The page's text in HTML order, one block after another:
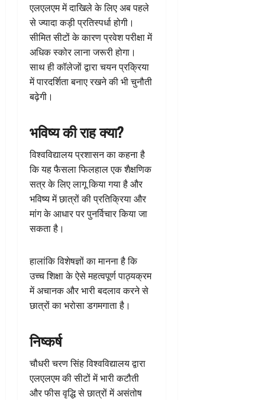
एलएलएम में दाखिले के लिए अब पहले
से ज्यादा कड़ी प्रतिस्पर्धा होगी।
सीमित सीटों के कारण प्रवेश परीक्षा में
अधिक स्कोर लाना जरूरी होगा।
साथ ही कॉलेजों द्वारा चयन प्रक्रिया
में पारदर्शिता बनाए रखने की भी चुनौती
बढ़ेगी।
भविष्य की राह क्या?
विश्वविद्यालय प्रशासन का कहना है
कि यह फैसला फिलहाल एक शैक्षणिक
सत्र के लिए लागू किया गया है और
भविष्य में छात्रों की प्रतिक्रिया और
मांग के आधार पर पुनर्विचार किया जा
सकता है।
हालांकि विशेषज्ञों का मानना है कि
उच्च शिक्षा के ऐसे महत्वपूर्ण पाठ्यक्रम
में अचानक और भारी बदलाव करने से
छात्रों का भरोसा डगमगाता है।
निष्कर्ष
चौधरी चरण सिंह विश्वविद्यालय द्वारा
एलएलएम की सीटों में भारी कटौती
और फीस वृद्धि से छात्रों में असंतोष